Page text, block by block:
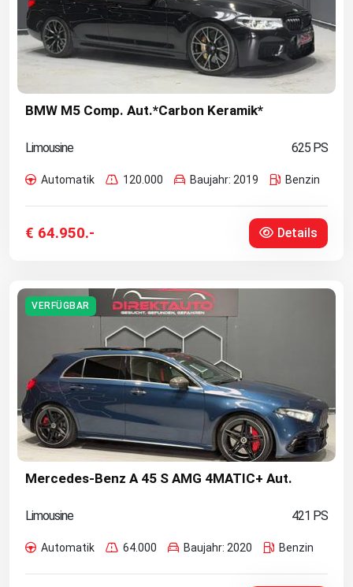
BMW M5 Comp. Aut.*Carbon Keramik*
Limousine 625 PS
Automatik 120.000 Baujahr: 2019 Benzin
€ 64.950.- Details
VERFÜGBAR
Mercedes-Benz A 45 S AMG 4MATIC+ Aut.
Limousine 421 PS
Automatik 64.000 Baujahr: 2020 Benzin